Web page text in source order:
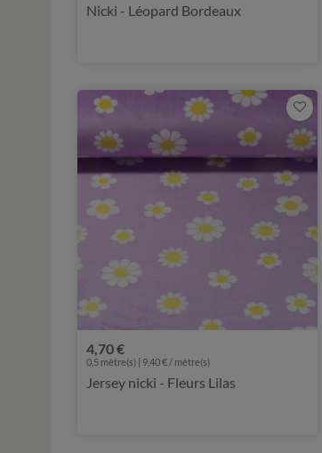
Nicki - Léopard Bordeaux
4,70 €
0,5 mètre(s) | 9,40 € / mètre(s)
Jersey nicki - Fleurs Lilas